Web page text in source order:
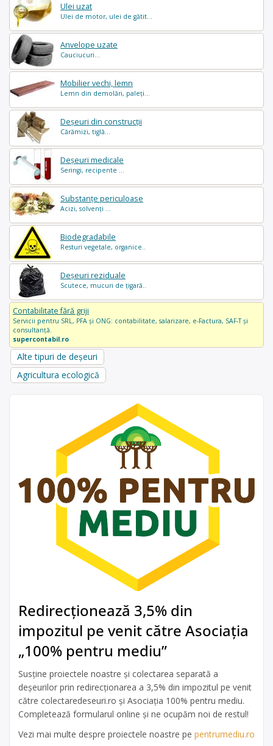
Ulei uzat
Ulei de motor, ulei de gătit...
Anvelope uzate
Cauciucuri...
Mobilier vechi, lemn
Lemn din demolări, paleți...
Deșeuri din construcții
Cărămizi, tiglă...
Deșeuri medicale
Seringi, recipente ...
Substanțe periculoase
Acizi, solvenți ...
Biodegradabile
Resturi vegetale, organice..
Deșeuri reziduale
Scutece, mucuri de țigară..
Contabilitate fără griji
Servicii pentru SRL, PFA și ONG: contabilitate, salarizare, e-Factura, SAF-T și
consultanță.
supercontabil.ro
Alte tipuri de deșeuri
Agricultura ecologică
Redirecționează 3,5% din
impozitul pe venit către Asociația
„100% pentru mediu”
Susține proiectele noastre și colectarea separată a
deșeurilor prin redirecționarea a 3,5% din impozitul pe venit
către colectaredeseuri.ro și Asociația 100% pentru mediu.
Completează formularul online și ne ocupăm noi de restul!
Vezi mai multe despre proiectele noastre pe pentrumediu.ro